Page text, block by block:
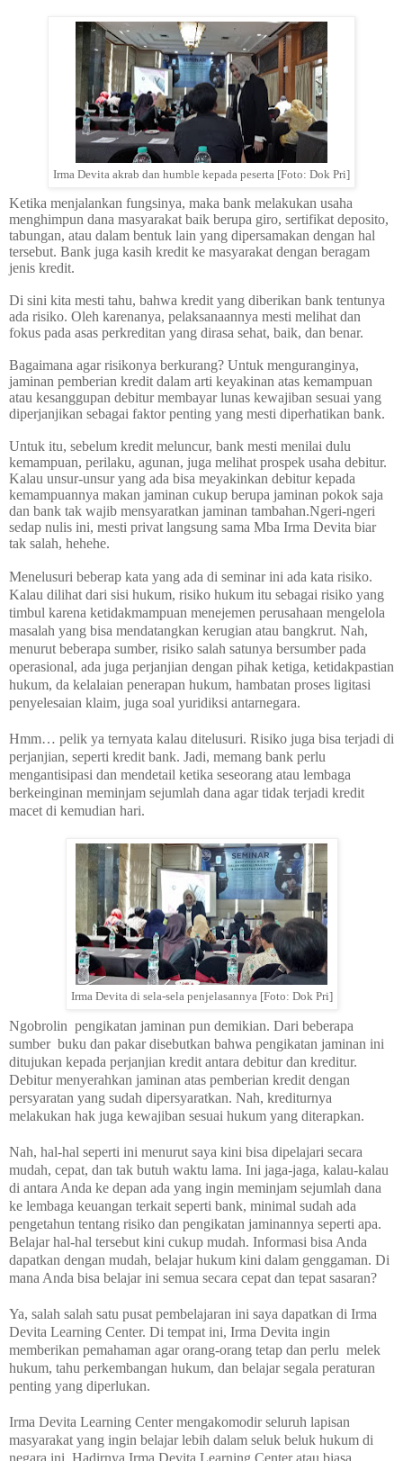
Irma Devita akrab dan humble kepada peserta [Foto: Dok Pri]
Ketika menjalankan fungsinya, maka bank melakukan usaha
menghimpun dana masyarakat baik berupa giro, sertifikat deposito,
tabungan, atau dalam bentuk lain yang dipersamakan dengan hal
tersebut. Bank juga kasih kredit ke masyarakat dengan beragam
jenis kredit.
Di sini kita mesti tahu, bahwa kredit yang diberikan bank tentunya
ada risiko. Oleh karenanya, pelaksanaannya mesti melihat dan
fokus pada asas perkreditan yang dirasa sehat, baik, dan benar.
Bagaimana agar risikonya berkurang? Untuk menguranginya,
jaminan pemberian kredit dalam arti keyakinan atas kemampuan
atau kesanggupan debitur membayar lunas kewajiban sesuai yang
diperjanjikan sebagai faktor penting yang mesti diperhatikan bank.
Untuk itu, sebelum kredit meluncur, bank mesti menilai dulu
kemampuan, perilaku, agunan, juga melihat prospek usaha debitur.
Kalau unsur-unsur yang ada bisa meyakinkan debitur kepada
kemampuannya makan jaminan cukup berupa jaminan pokok saja
dan bank tak wajib mensyaratkan jaminan tambahan.Ngeri-ngeri
sedap nulis ini, mesti privat langsung sama Mba Irma Devita biar
tak salah, hehehe.
Menelusuri beberap kata yang ada di seminar ini ada kata risiko.
Kalau dilihat dari sisi hukum, risiko hukum itu sebagai risiko yang
timbul karena ketidakmampuan menejemen perusahaan mengelola
masalah yang bisa mendatangkan kerugian atau bangkrut. Nah,
menurut beberapa sumber, risiko salah satunya bersumber pada
operasional, ada juga perjanjian dengan pihak ketiga, ketidakpastian
hukum, da kelalaian penerapan hukum, hambatan proses ligitasi
penyelesaian klaim, juga soal yuridiksi antarnegara.
Hmm… pelik ya ternyata kalau ditelusuri. Risiko juga bisa terjadi di
perjanjian, seperti kredit bank. Jadi, memang bank perlu
mengantisipasi dan mendetail ketika seseorang atau lembaga
berkeinginan meminjam sejumlah dana agar tidak terjadi kredit
macet di kemudian hari.
Irma Devita di sela-sela penjelasannya [Foto: Dok Pri]
Ngobrolin pengikatan jaminan pun demikian. Dari beberapa
sumber buku dan pakar disebutkan bahwa pengikatan jaminan ini
ditujukan kepada perjanjian kredit antara debitur dan kreditur.
Debitur menyerahkan jaminan atas pemberian kredit dengan
persyaratan yang sudah dipersyaratkan. Nah, krediturnya
melakukan hak juga kewajiban sesuai hukum yang diterapkan.
Nah, hal-hal seperti ini menurut saya kini bisa dipelajari secara
mudah, cepat, dan tak butuh waktu lama. Ini jaga-jaga, kalau-kalau
di antara Anda ke depan ada yang ingin meminjam sejumlah dana
ke lembaga keuangan terkait seperti bank, minimal sudah ada
pengetahun tentang risiko dan pengikatan jaminannya seperti apa.
Belajar hal-hal tersebut kini cukup mudah. Informasi bisa Anda
dapatkan dengan mudah, belajar hukum kini dalam genggaman. Di
mana Anda bisa belajar ini semua secara cepat dan tepat sasaran?
Ya, salah salah satu pusat pembelajaran ini saya dapatkan di Irma
Devita Learning Center. Di tempat ini, Irma Devita ingin
memberikan pemahaman agar orang-orang tetap dan perlu melek
hukum, tahu perkembangan hukum, dan belajar segala peraturan
penting yang diperlukan.
Irma Devita Learning Center mengakomodir seluruh lapisan
masyarakat yang ingin belajar lebih dalam seluk beluk hukum di
negara ini. Hadirnya Irma Devita Learning Center atau biasa